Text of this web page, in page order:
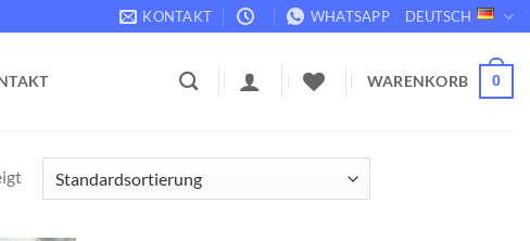
KONTAKT WHATSAPP DEUTSCH
WARENKORB 0